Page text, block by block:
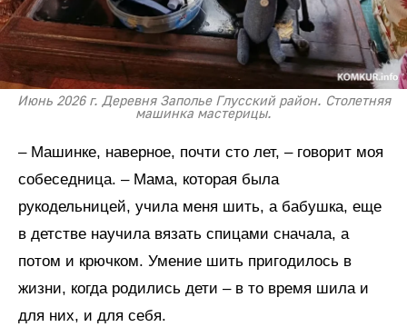
Июнь 2026 г. Деревня Заполье Глусский район. Столетняя
машинка мастерицы.
– Машинке, наверное, почти сто лет, – говорит моя
собеседница. – Мама, которая была
рукодельницей, учила меня шить, а бабушка, еще
в детстве научила вязать спицами сначала, а
потом и крючком. Умение шить пригодилось в
жизни, когда родились дети – в то время шила и
для них, и для себя.